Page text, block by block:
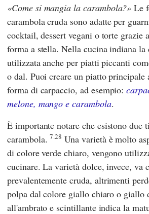
Come si mangia la carambola? Le
carambola cruda sono adatte per
cocktail, dessert vegani o torte grazie
forma a stella. Nella cucina indiana la
utilizzata anche per piatti piccanti
o dal. Puoi creare un piatto principale
forma di carpaccio, ad esempio:
melone, mango e carambola.
È importante notare che esistono
carambola.7.28 Una varietà è molto
di colore verde chiaro, vengono
cucinare. La varietà dolce, invece, va
prevalentemente cruda, altrimenti
polpa dal colore giallo chiaro o giallo
all'ambrato e scintillante indica la